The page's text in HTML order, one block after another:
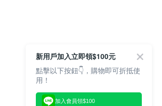
新用戶加入立即領$100元
點擊以下按鈕👇，購物即可折抵使
用！
加入會員領$100